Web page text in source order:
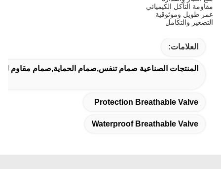
مقاومة التآكل الكيميائي
عمر طويل وموثوقية
التصغير والتكامل
العلامات:
المنتجات الصناعية صمام تنفس,صمام الحماية,صمام مقاوم
Protection Breathable Valve
Waterproof Breathable Valve